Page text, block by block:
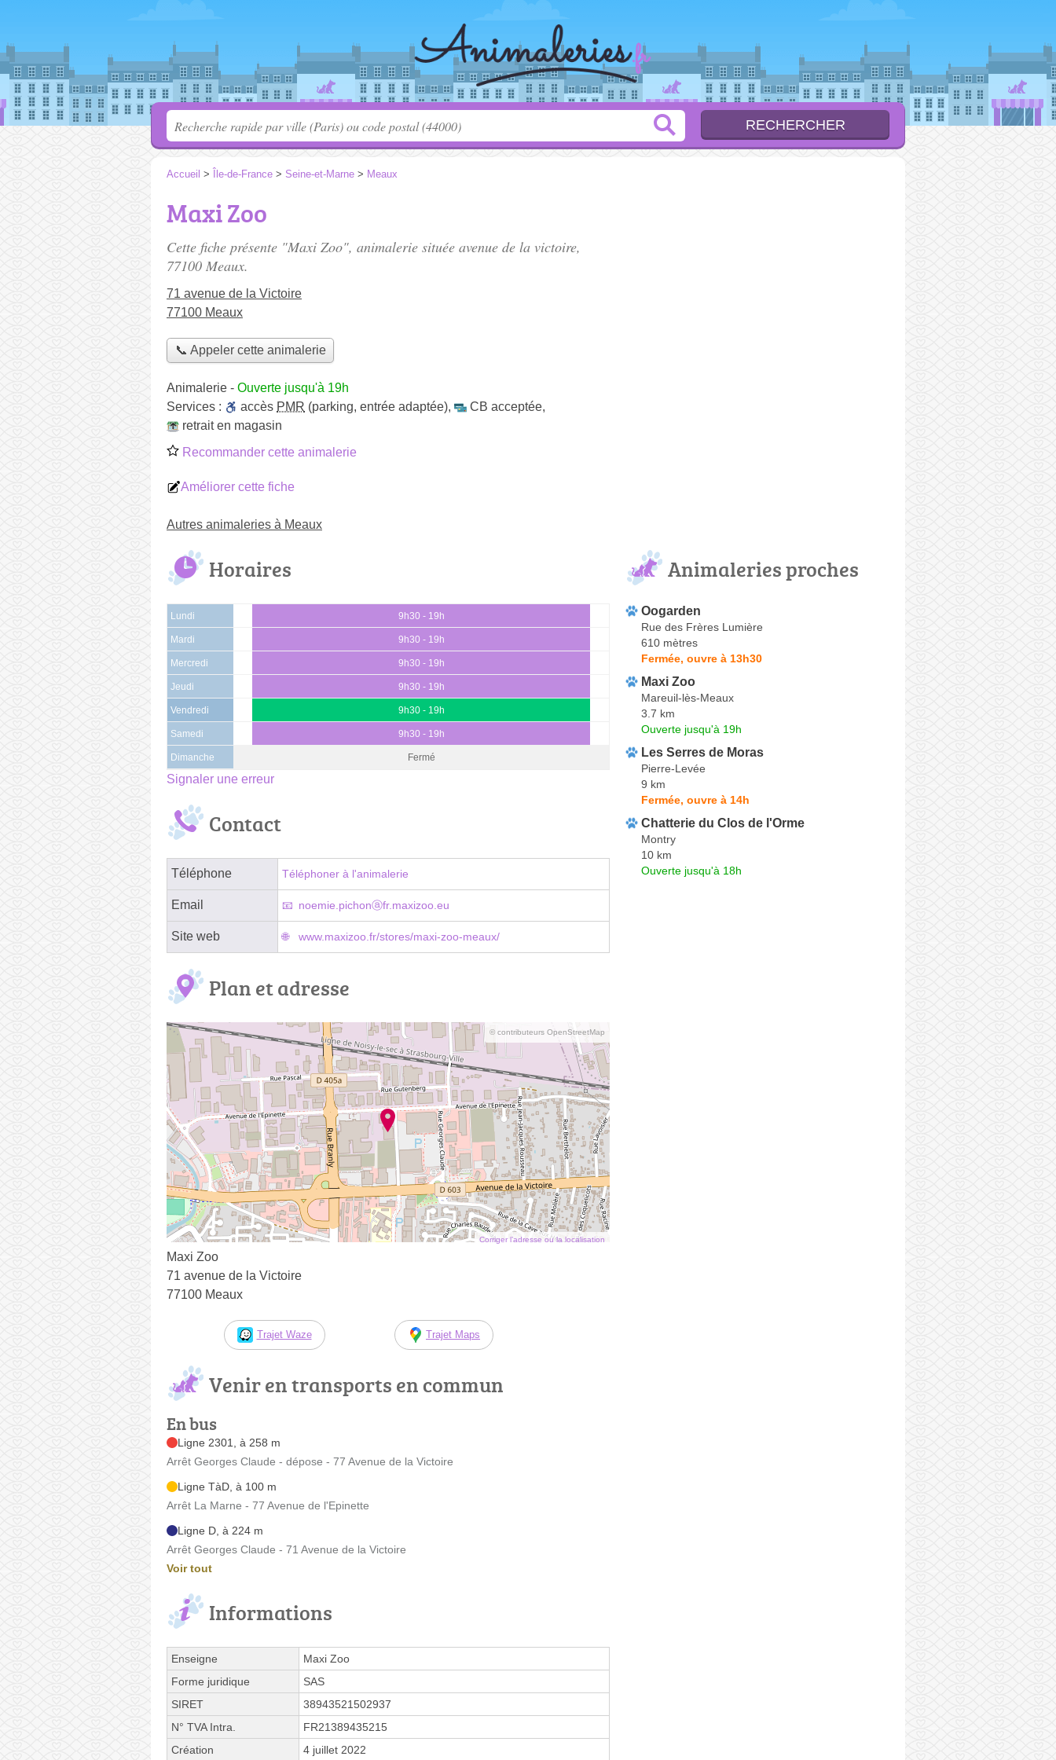
Accueil > Île-de-France > Seine-et-Marne > Meaux
Maxi Zoo
Cette fiche présente "Maxi Zoo", animalerie située avenue de la victoire,
77100 Meaux.
71 avenue de la Victoire
77100 Meaux
📞 Appeler cette animalerie
Animalerie - Ouverte jusqu'à 19h
Services :
accès PMR (parking, entrée adaptée), CB acceptée,
retrait en magasin
Recommander cette animalerie
Améliorer cette fiche
Autres animaleries à Meaux
Horaires
Lundi 9h30 - 19h
Mardi 9h30 - 19h
Mercredi 9h30 - 19h
Jeudi 9h30 - 19h
Vendredi 9h30 - 19h
Samedi 9h30 - 19h
Dimanche Fermé
Signaler une erreur
Contact
Téléphone Téléphoner à l'animalerie
Email noemie.pichonⓐfr.maxizoo.eu
Site web www.maxizoo.fr/stores/maxi-zoo-meaux/
Plan et adresse
© contributeurs OpenStreetMap
Corriger l’adresse ou la localisation
Maxi Zoo
71 avenue de la Victoire
77100 Meaux
Trajet Waze Trajet Maps
Venir en transports en commun
En bus
Ligne 2301, à 258 m
Arrêt Georges Claude - dépose - 77 Avenue de la Victoire
Ligne TàD, à 100 m
Arrêt La Marne - 77 Avenue de l'Epinette
Ligne D, à 224 m
Arrêt Georges Claude - 71 Avenue de la Victoire
Voir tout
Informations
Enseigne
Maxi Zoo
Forme juridique
SAS
SIRET
38943521502937
N° TVA Intra.
FR21389435215
Création
4 juillet 2022
Animaleries proches
Oogarden
Rue des Frères Lumière
610 mètres
Fermée, ouvre à 13h30
Maxi Zoo
Mareuil-lès-Meaux
3.7 km
Ouverte jusqu'à 19h
Les Serres de Moras
Pierre-Levée
9 km
Fermée, ouvre à 14h
Chatterie du Clos de l'Orme
Montry
10 km
Ouverte jusqu'à 18h